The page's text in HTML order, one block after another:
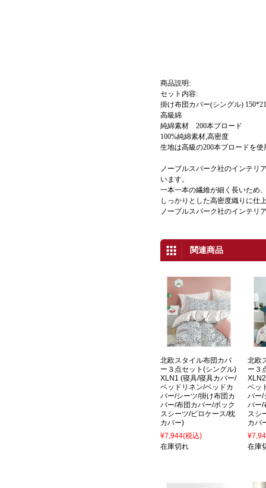
商品説明:
セット内容:
掛け布団カバー(シングル)
高級綿
純綿素材 200本ブロード
100%純綿素材,高密度
生地は高級の200本ブロードを
ノーブルスパーク社のインテリ
います。
一本一本の繊維が細く長いため
しっかりとした高密度織りに仕
ノーブルスパーク社のインテリ
関連商品
北欧スタイル布団カバ
ー３点セット(シングル)
XLN1 (寝具/寝具カバー/
ベッドリネン/ベッドカ
バー/シーツ/掛け布団カ
バー/布団カバー/ボック
スシーツ/ピロケース/枕
カバー)
¥7,944(税込)
在庫切れ
北欧
ー３
ベッ
バー/
バー/
スシ
カバ
在庫